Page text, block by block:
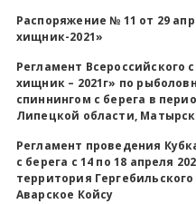
Распоряжение № 11 от 29
хищник-2021»
Регламент Всероссийского
хищник – 2021г» по
спиннингом с берега в
Липецкой области,
Регламент проведения
с берега с 14 по 18 апреля
территория
Аварское Койсу